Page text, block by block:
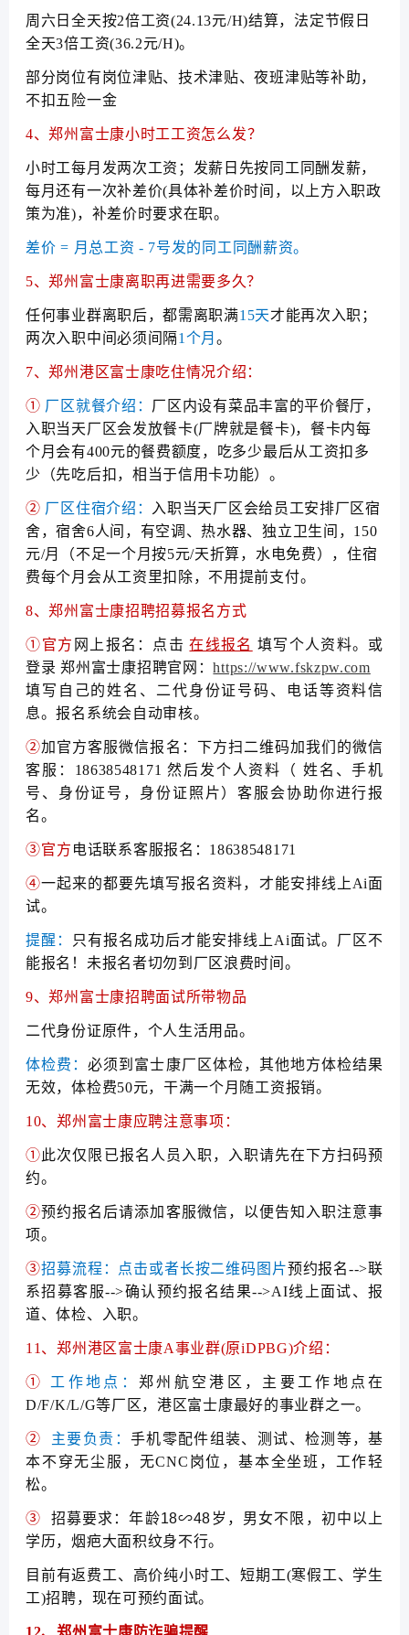
周六日全天按2倍工资(24.13元/H)结算，法定节假日
全天3倍工资(36.2元/H)。
部分岗位有岗位津贴、技术津贴、夜班津贴等补助，
不扣五险一金
4、郑州富士康小时工工资怎么发？
小时工每月发两次工资；发薪日先按同工同酬发薪，
每月还有一次补差价(具体补差价时间，以上方入职政
策为准)，补差价时要求在职。
差价 = 月总工资 - 7号发的同工同酬薪资。
5、郑州富士康离职再进需要多久？
任何事业群离职后，都需离职满15天才能再次入职；
两次入职中间必须间隔1个月。
7、郑州港区富士康吃住情况介绍：
① 厂区就餐介绍： 厂区内设有菜品丰富的平价餐厅，
入职当天厂区会发放餐卡(厂牌就是餐卡)，餐卡内每
个月会有400元的餐费额度，吃多少最后从工资扣多
少（先吃后扣，相当于信用卡功能）。
② 厂区住宿介绍：
入职当天厂区会给员工安排厂区宿
舍，宿舍6人间，有空调、热水器、独立卫生间，150
元/月（不足一个月按5元/天折算，水电免费），住宿
费每个月会从工资里扣除，不用提前支付。
8、郑州富士康招聘招募报名方式
①官方 网上报名：点击在线报名 填写个人资料。或
登录 郑州富士康招聘官网：https://www.fskzpw.com
填写自己的姓名、二代身份证号码、电话等资料信
息。报名系统会自动审核。
②加官方客服微信报名：下方扫二维码加我们的微信
客服：18638548171 然后发个人资料（ 姓名、手机
号、身份证号，身份证照片）客服会协助你进行报
名。
③官方 电话联系客服报名：18638548171
④一起来的都要先填写报名资料，才能安排线上Ai面
试。
提醒：
只有报名成功后才能安排线上Ai面试。厂区不
能报名！未报名者切勿到厂区浪费时间。
9、郑州富士康招聘面试所带物品
二代身份证原件，个人生活用品。
体检费：必须到富士康厂区体检，其他地方体检结果
无效，体检费50元，干满一个月随工资报销。
10、郑州富士康应聘注意事项：
①此次仅限已报名人员入职，入职请先在下方扫码预
约。
②预约报名后请添加客服微信，以便告知入职注意事
项。
③招募流程： 点击或者长按二维码图片预约报名-->联
系招募客服-->确认预约报名结果-->AI线上面试、报
道、体检、入职。
11、郑州港区富士康A事业群(原iDPBG)介绍：
① 工作地点： 郑州航空港区，主要工作地点在
D/F/K/L/G等厂区，港区富士康最好的事业群之一。
② 主要负责： 手机零配件组装、测试、检测等，基
本不穿无尘服，无CNC岗位，基本全坐班，工作轻
松。
③ 招募要求：年龄18∽48岁，男女不限，初中以上
学历，烟疤大面积纹身不行。
目前有返费工、高价纯小时工、短期工(寒假工、学生
工)招聘，现在可预约面试。
12、郑州富士康 防诈骗提醒